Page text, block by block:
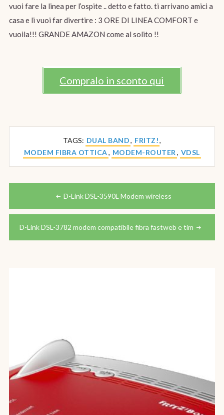
vuoi fare la linea per l’ospite .. detto e fatto. ti arrivano amici a
casa e li vuoi far divertire : 3 ORE DI LINEA COMFORT e
vuoila!!! GRANDE AMAZON come al solito !!
Compralo in sconto qui
TAGS: DUAL BAND, FRITZ!,
MODEM FIBRA OTTICA, MODEM-ROUTER , VDSL
Navigazione
D-Link DSL-3590L Modem wireless
D-Link DSL-3782 modem compatibile fibra fastweb e tim